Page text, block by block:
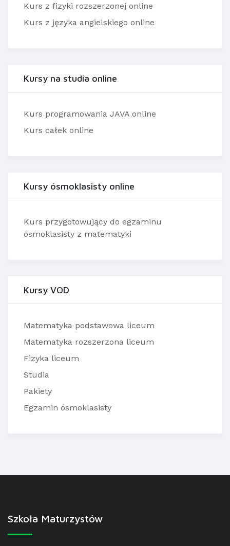
Kurs z fizyki rozszerzonej online
Kurs z języka angielskiego online
Kursy na studia online
Kurs programowania JAVA online
Kurs całek online
Kursy ósmoklasisty online
Kurs przygotowujący do egzaminu
ósmoklasisty z matematyki
Kursy VOD
Matematyka podstawowa liceum
Matematyka rozszerzona liceum
Fizyka liceum
Studia
Pakiety
Egzamin ósmoklasisty
Szkoła Maturzystów